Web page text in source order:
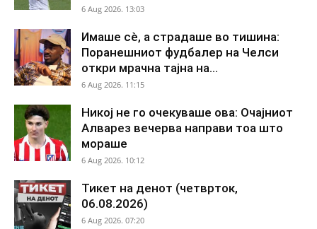
6 Aug 2026. 13:03
Имаше сè, а страдаше во тишина:
Поранешниот фудбалер на Челси
откри мрачна тајна на...
6 Aug 2026. 11:15
Никој не го очекуваше ова: Очајниот
Алварез вечерва направи тоа што
мораше
6 Aug 2026. 10:12
Тикет на денот (четврток,
06.08.2026)
6 Aug 2026. 07:20